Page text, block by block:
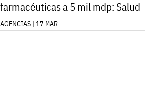
farmacéuticas a 5 mil mdp: Salud
AGENCIAS | 17 MAR